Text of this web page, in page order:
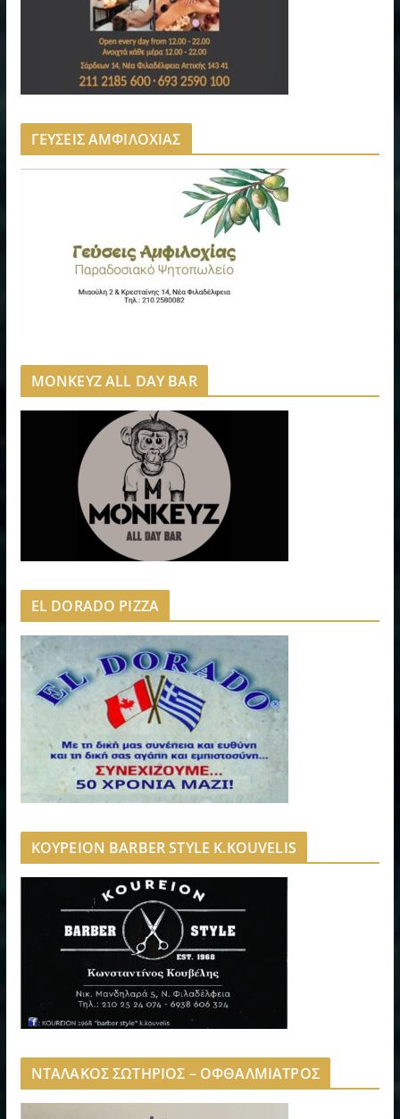
ΓΕΥΣΕΙΣ ΑΜΦΙΛΟΧΙΑΣ
MONKEYZ ALL DAY BAR
EL DORADO PIZZA
ΚΟΥΡΕΙΟΝ BARBER STYLE K.KOUVELIS
ΝΤΑΛΑΚΟΣ ΣΩΤΗΡΙΟΣ – ΟΦΘΑΛΜΙΑΤΡΟΣ